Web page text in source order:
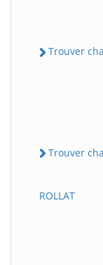
Trouver
Trouver
ROLLAT